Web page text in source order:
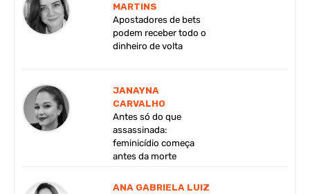
MARTINS
Apostadores de bets
podem receber todo o
dinheiro de volta
JANAYNA
CARVALHO
Antes só do que
assassinada:
feminicídio começa
antes da morte
ANA GABRIELA LUIZ